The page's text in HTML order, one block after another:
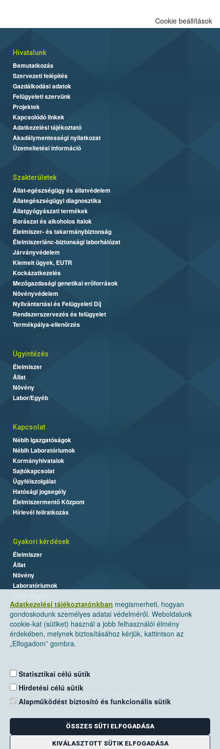
Adatkezelési tájékoztatónkban megismerheti, hogyan
gondoskodunk személyes adatai védelméről. Weboldalunk
cookie-kat (sütiket) használ a jobb felhasználói élmény
érdekében, melynek biztosításához kérjük, kattintson az
„Elfogadom” gombra.
Statisztikai célú sütik
Hirdetési célú sütik
Alapműködést biztosító és funkcionális sütik
ÖSSZES SÜTI ELFOGADÁSA
KIVÁLASZTOTT SÜTIK ELFOGADÁSA
Cookie beállítások
Hivatalunk
Bemutatkozás
Szervezeti felépítés
Gazdálkodási adatok
Felügyeleti szervünk
Projektek
Kapcsolódó linkek
Adatkezelési tájékoztató
Akadálymentességi nyilatkozat
Üzemeltetési információ
Szakterületek
Állat-egészségügy és állatvédelem
Állategészségügyi diagnosztika
Állatgyógyászati termékek
Borászat és alkoholos italok
Élelmiszer- és takarmánybiztonság
Élelmiszerlánc-biztonsági laborhálózat
Járványvédelem
Kiemelt ügyek, EUTR
Kockázatkezelés
Mezőgazdasági genetikai erőforrások
Növényvédelem
Nyilvántartási és Felügyeleti Díj
Rendszerszervezés és felügyelet
Termékpálya-ellenőrzés
Ügyintézés
Élelmiszer
Állat
Növény
Labor/Egyéb
Kapcsolat
Nébih Igazgatóságok
Nébih Laboratóriumok
Kormányhivatalok
Sajtókapcsolat
Ügyfélszolgálat
Hatósági jogsegély
Élelmiszermentő Központ
Hírlevél feliratkozás
Gyakori kérdések
Élelmiszer
Állat
Növény
Laboratóriumok
Nemzeti Élelmiszerlánc-biztonsági Hivatal
Levelezési cím: 1525 Budapest. Pf. 30.
E-mail:ugyfelszolgalat@nebih.gov.hu
Zöld szám: 06-80/263-244